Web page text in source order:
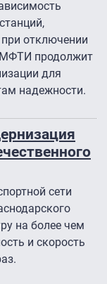
отключении
продолжит
для
надежности.
сети
на более чем
и скорость